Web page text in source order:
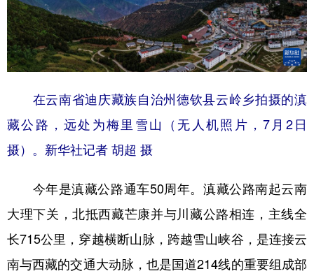
在云南省迪庆藏族自治州德钦县云岭乡拍摄的滇
藏公路，远处为梅里雪山（无人机照片，7月2日
摄）。新华社记者 胡超 摄
今年是滇藏公路通车50周年。滇藏公路南起云南
大理下关，北抵西藏芒康并与川藏公路相连，主线全
长715公里，穿越横断山脉，跨越雪山峡谷，是连接云
南与西藏的交通大动脉，也是国道214线的重要组成部